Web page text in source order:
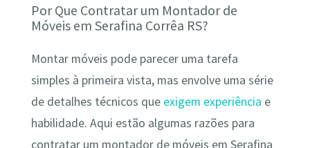
Por Que Contratar um Montador de
Móveis em Serafina Corrêa RS?
Montar móveis pode parecer uma tarefa
simples à primeira vista, mas envolve uma série
de detalhes técnicos que exigem experiência e
habilidade. Aqui estão algumas razões para
contratar um montador de móveis em Serafina